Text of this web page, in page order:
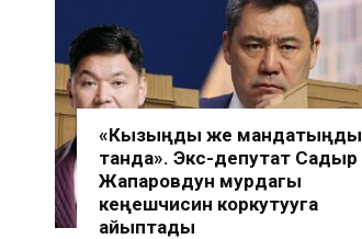
«Кызыңды же мандатыңды
танда». Экс-депутат Садыр
Жапаровдун мурдагы
кеңешчисин коркутууга
айыптады